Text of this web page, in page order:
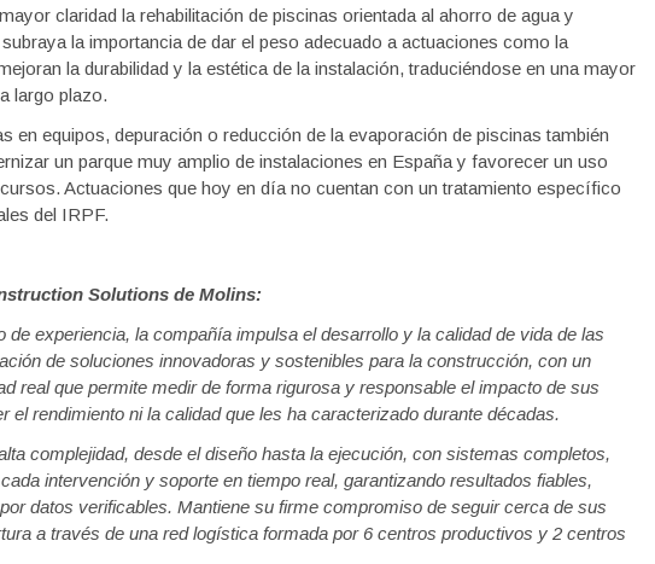
claridad la rehabilitación de piscinas orientada al ahorro de agua y
la importancia de dar el peso adecuado a actuaciones como la
la durabilidad y la estética de la instalación, traduciéndose en una mayor
largo plazo.
en equipos, depuración o reducción de la evaporación de piscinas también
un parque muy amplio de instalaciones en España y favorecer un uso
Actuaciones que hoy en día no cuentan con un tratamiento específico
del IRPF.
Solutions de Molins:
de experiencia, la compañía impulsa el desarrollo y la calidad de vida de las
de soluciones innovadoras y sostenibles para la construcción, con un
real que permite medir de forma rigurosa y responsable el impacto de sus
el rendimiento ni la calidad que les ha caracterizado durante décadas.
complejidad, desde el diseño hasta la ejecución, con sistemas completos,
intervención y soporte en tiempo real, garantizando resultados fiables,
datos verificables. Mantiene su firme compromiso de seguir cerca de sus
a través de una red logística formada por 6 centros productivos y 2 centros